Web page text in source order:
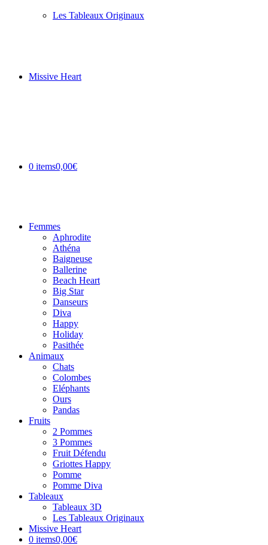
Les Tableaux Originaux
Missive Heart
0 items0,00€
Femmes
Aphrodite
Athéna
Baigneuse
Ballerine
Beach Heart
Big Star
Danseurs
Diva
Happy
Holiday
Pasithée
Animaux
Chats
Colombes
Eléphants
Ours
Pandas
Fruits
2 Pommes
3 Pommes
Fruit Défendu
Griottes Happy
Pomme
Pomme Diva
Tableaux
Tableaux 3D
Les Tableaux Originaux
Missive Heart
0 items0,00€